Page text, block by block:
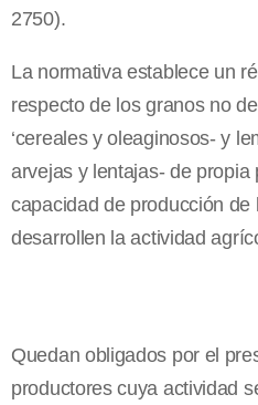
2750).
La normativa establece un
respecto de los granos no
‘cereales y oleaginosos- y
arvejas y lentajas- de propia
capacidad de producción
desarrollen la actividad
Quedan obligados por el
productores cuya actividad